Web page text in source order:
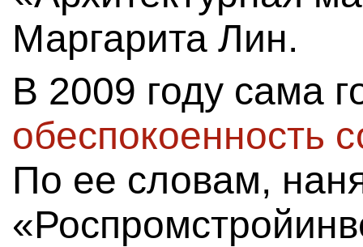
Маргарита Лин.
В 2009 году сама
обеспокоенность
По ее словам,